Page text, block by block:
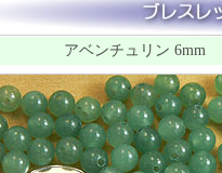
アベンチュリン 6mm